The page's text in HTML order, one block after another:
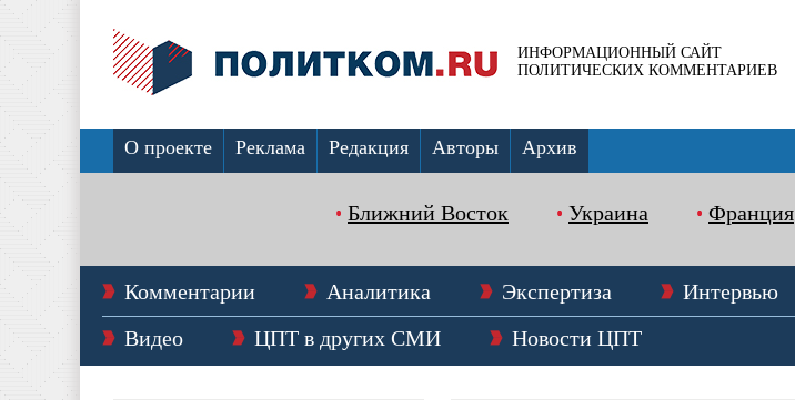
ИНФОРМАЦИОННЫЙ САЙТ
ПОЛИТИЧЕСКИХ КОММЕНТАРИЕВ
О проекте Реклама Редакция Авторы Архив
Ближний Восток Украина Франция
Комментарии Аналитика Экспертиза Интервью
Видео
ЦПТ в других СМИ Новости ЦПТ